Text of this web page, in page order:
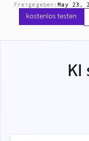
Freigegeben: May 23,
kostenlos testen
KI